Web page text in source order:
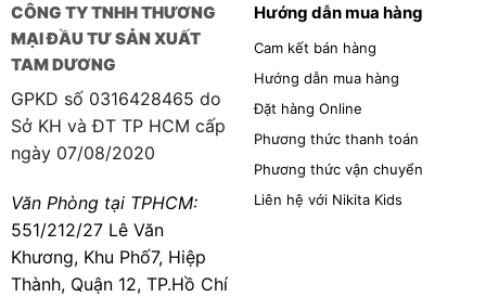
CÔNG TY TNHH THƯƠNG
MẠI ĐẦU TƯ SẢN XUẤT
TAM DƯƠNG
GPKD số 0316428465 do
Sở KH và ĐT TP HCM cấp
ngày 07/08/2020
Văn Phòng tại TPHCM:
551/212/27 Lê Văn
Khương, Khu Phố7, Hiệp
Thành, Quận 12, TP.Hồ Chí
Hướng dẫn mua hàng
Cam kết bán hàng
Hướng dẫn mua hàng
Đặt hàng Online
Phương thức thanh toán
Phương thức vận chuyển
Liên hệ với Nikita Kids